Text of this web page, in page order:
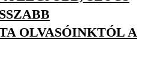
OLVASÓINKTÓL A